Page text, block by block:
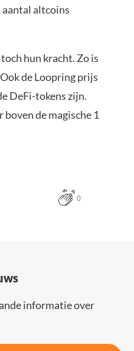
aantal altcoins
hun kracht. Zo is
de Loopring prijs
DeFi-tokens zijn.
de magische 1
0
informatie over